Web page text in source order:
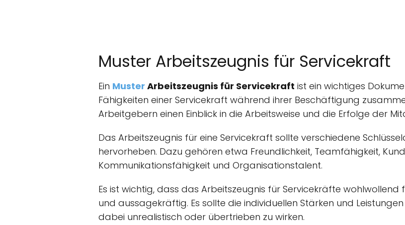
Muster Arbeitszeugnis für Servicekraft
Ein Muster Arbeitszeugnis für Servicekraft ist ein wichtiges
Fähigkeiten einer Servicekraft während ihrer Beschäftigung
Arbeitgebern einen Einblick in die Arbeitsweise und die Erfolge der
Das Arbeitszeugnis für eine Servicekraft sollte verschiedene
hervorheben. Dazu gehören etwa Freundlichkeit, Teamfähigkeit,
Kommunikationsfähigkeit und Organisationstalent.
Es ist wichtig, dass das Arbeitszeugnis für Servicekräfte
und aussagekräftig. Es sollte die individuellen Stärken und
dabei unrealistisch oder übertrieben zu wirken.